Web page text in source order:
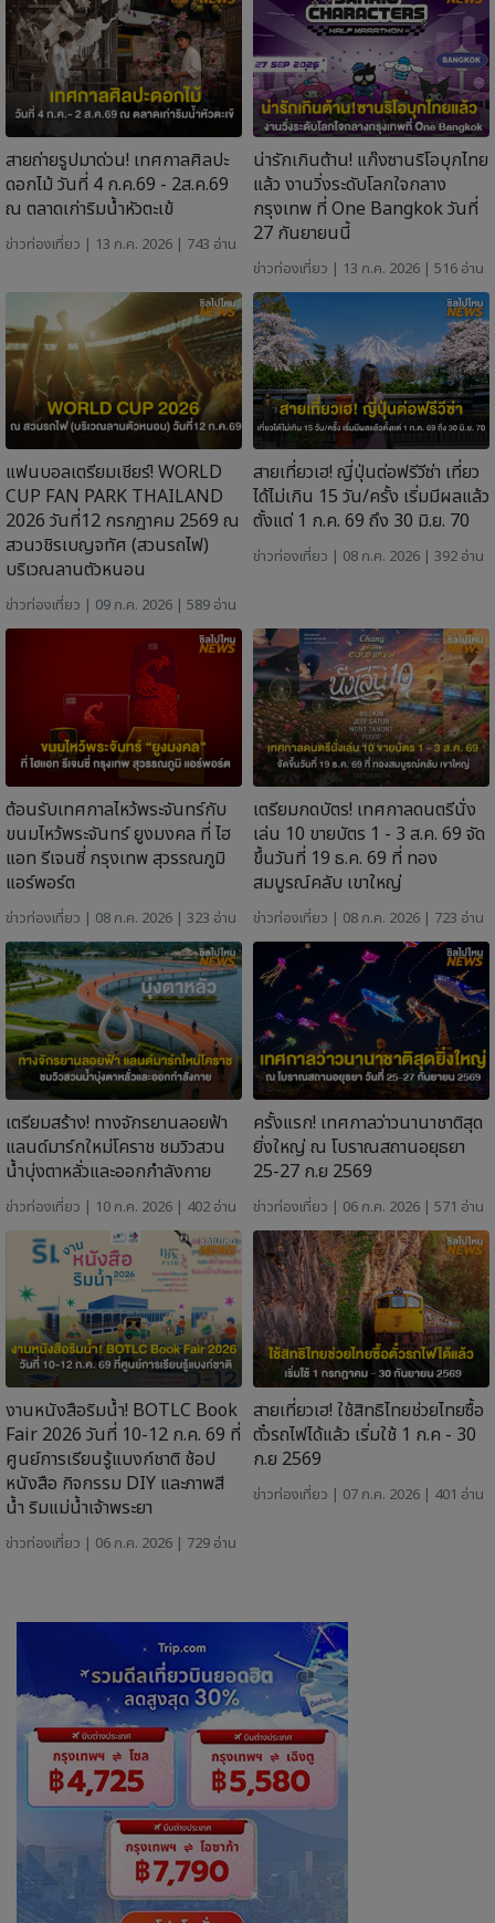
สายถ่ายรูปมาด่วน! เทศกาลศิลปะ
ดอกไม้ วันที่ 4 ก.ค.69 - 2ส.ค.69
ณ ตลาดเก่าริมน้ำหัวตะเข้
ข่าวท่องเที่ยว | 13 ก.ค. 2026 | 743 อ่าน
น่ารักเกินต้าน! แก๊งซานริโอบุกไทย
แล้ว งานวิ่งระดับโลกใจกลาง
กรุงเทพ ที่ One Bangkok วันที่
27 กันยายนนี้
ข่าวท่องเที่ยว | 13 ก.ค. 2026 | 516 อ่าน
แฟนบอลเตรียมเชียร์! WORLD
CUP FAN PARK THAILAND
2026 วันที่12 กรกฎาคม 2569 ณ
สวนวชิรเบญจทัศ (สวนรถไฟ)
บริเวณลานตัวหนอน
ข่าวท่องเที่ยว | 09 ก.ค. 2026 | 589 อ่าน
สายเที่ยวเฮ! ญี่ปุ่นต่อฟรีวีซ่า เที่ยว
ได้ไม่เกิน 15 วัน/ครั้ง เริ่มมีผลแล้ว
ตั้งแต่ 1 ก.ค. 69 ถึง 30 มิ.ย. 70
ข่าวท่องเที่ยว | 08 ก.ค. 2026 | 392 อ่าน
ต้อนรับเทศกาลไหว้พระจันทร์กับ
ขนมไหว้พระจันทร์ ยูงมงคล ที่ ไฮ
แอท รีเจนซี่ กรุงเทพ สุวรรณภูมิ
แอร์พอร์ต
ข่าวท่องเที่ยว | 08 ก.ค. 2026 | 323 อ่าน
เตรียมกดบัตร! เทศกาลดนตรีนั่ง
เล่น 10 ขายบัตร 1 - 3 ส.ค. 69 จัด
ขึ้นวันที่ 19 ธ.ค. 69 ที่ ทอง
สมบูรณ์คลับ เขาใหญ่
ข่าวท่องเที่ยว | 08 ก.ค. 2026 | 723 อ่าน
เตรียมสร้าง! ทางจักรยานลอยฟ้า
แลนด์มาร์กใหม่โคราช ชมวิวสวน
น้ำบุ่งตาหลั่วและออกกำลังกาย
ข่าวท่องเที่ยว | 10 ก.ค. 2026 | 402 อ่าน
ครั้งแรก! เทศกาลว่าวนานาชาติสุด
ยิ่งใหญ่ ณ โบราณสถานอยุธยา
25-27 ก.ย 2569
ข่าวท่องเที่ยว | 06 ก.ค. 2026 | 571 อ่าน
งานหนังสือริมน้ำ! BOTLC Book
Fair 2026 วันที่ 10-12 ก.ค. 69 ที่
ศูนย์การเรียนรู้แบงก์ชาติ ช้อป
หนังสือ กิจกรรม DIY และภาพสี
น้ำ ริมแม่น้ำเจ้าพระยา
ข่าวท่องเที่ยว | 06 ก.ค. 2026 | 729 อ่าน
สายเที่ยวเฮ! ใช้สิทธิไทยช่วยไทยซื้อ
ตั๋วรถไฟได้แล้ว เริ่มใช้ 1 ก.ค - 30
ก.ย 2569
ข่าวท่องเที่ยว | 07 ก.ค. 2026 | 401 อ่าน